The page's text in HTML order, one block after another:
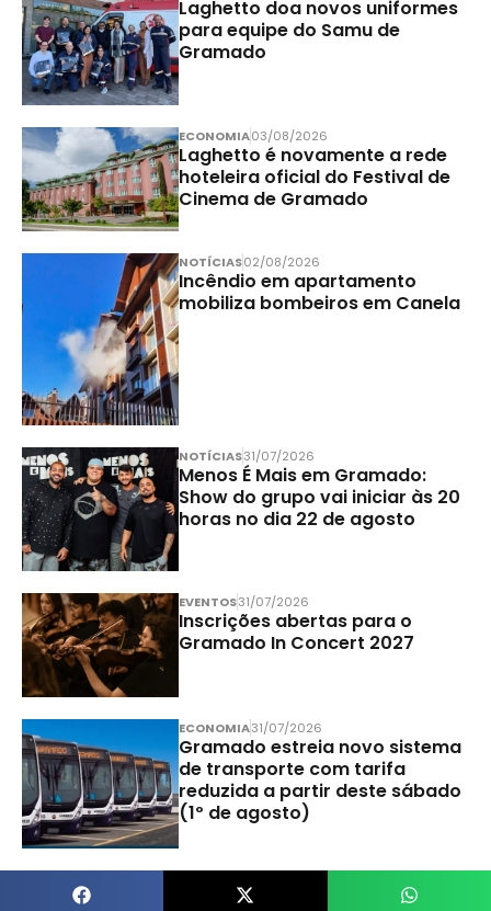
Laghetto doa novos uniformes
para equipe do Samu de
Gramado
ECONOMIA03/08/2026
Laghetto é novamente a rede
hoteleira oficial do Festival de
Cinema de Gramado
NOTÍCIAS02/08/2026
Incêndio em apartamento
mobiliza bombeiros em Canela
NOTÍCIAS31/07/2026
Menos É Mais em Gramado:
Show do grupo vai iniciar às 20
horas no dia 22 de agosto
EVENTOS31/07/2026
Inscrições abertas para o
Gramado In Concert 2027
ECONOMIA31/07/2026
Gramado estreia novo sistema
de transporte com tarifa
reduzida a partir deste sábado
(1º de agosto)